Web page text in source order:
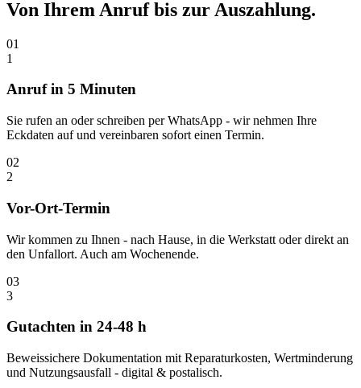
Von Ihrem Anruf bis zur Auszahlung.
01
1
Anruf in 5 Minuten
Sie rufen an oder schreiben per WhatsApp - wir nehmen Ihre
Eckdaten auf und vereinbaren sofort einen Termin.
02
2
Vor-Ort-Termin
Wir kommen zu Ihnen - nach Hause, in die Werkstatt oder direkt an
den Unfallort. Auch am Wochenende.
03
3
Gutachten in 24-48 h
Beweissichere Dokumentation mit Reparaturkosten, Wertminderung
und Nutzungsausfall - digital & postalisch.